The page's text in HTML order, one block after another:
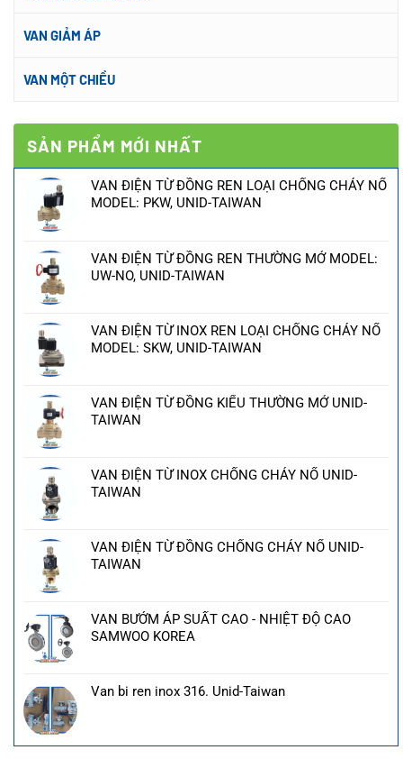
VAN GIẢM ÁP
VAN MỘT CHIỀU
SẢN PHẨM MỚI NHẤT
VAN ĐIỆN TỪ ĐỒNG REN LOẠI CHỐNG CHÁY NỔ
MODEL: PKW, UNID-TAIWAN
VAN ĐIỆN TỪ ĐỒNG REN THƯỜNG MỞ MODEL:
UW-NO, UNID-TAIWAN
VAN ĐIỆN TỪ INOX REN LOẠI CHỐNG CHÁY NỔ
MODEL: SKW, UNID-TAIWAN
VAN ĐIỆN TỪ ĐỒNG KIỂU THƯỜNG MỞ UNID-
TAIWAN
VAN ĐIỆN TỪ INOX CHỐNG CHÁY NỔ UNID-
TAIWAN
VAN ĐIỆN TỪ ĐỒNG CHỐNG CHÁY NỔ UNID-
TAIWAN
VAN BƯỚM ÁP SUẤT CAO - NHIỆT ĐỘ CAO
SAMWOO KOREA
Van bi ren inox 316. Unid-Taiwan